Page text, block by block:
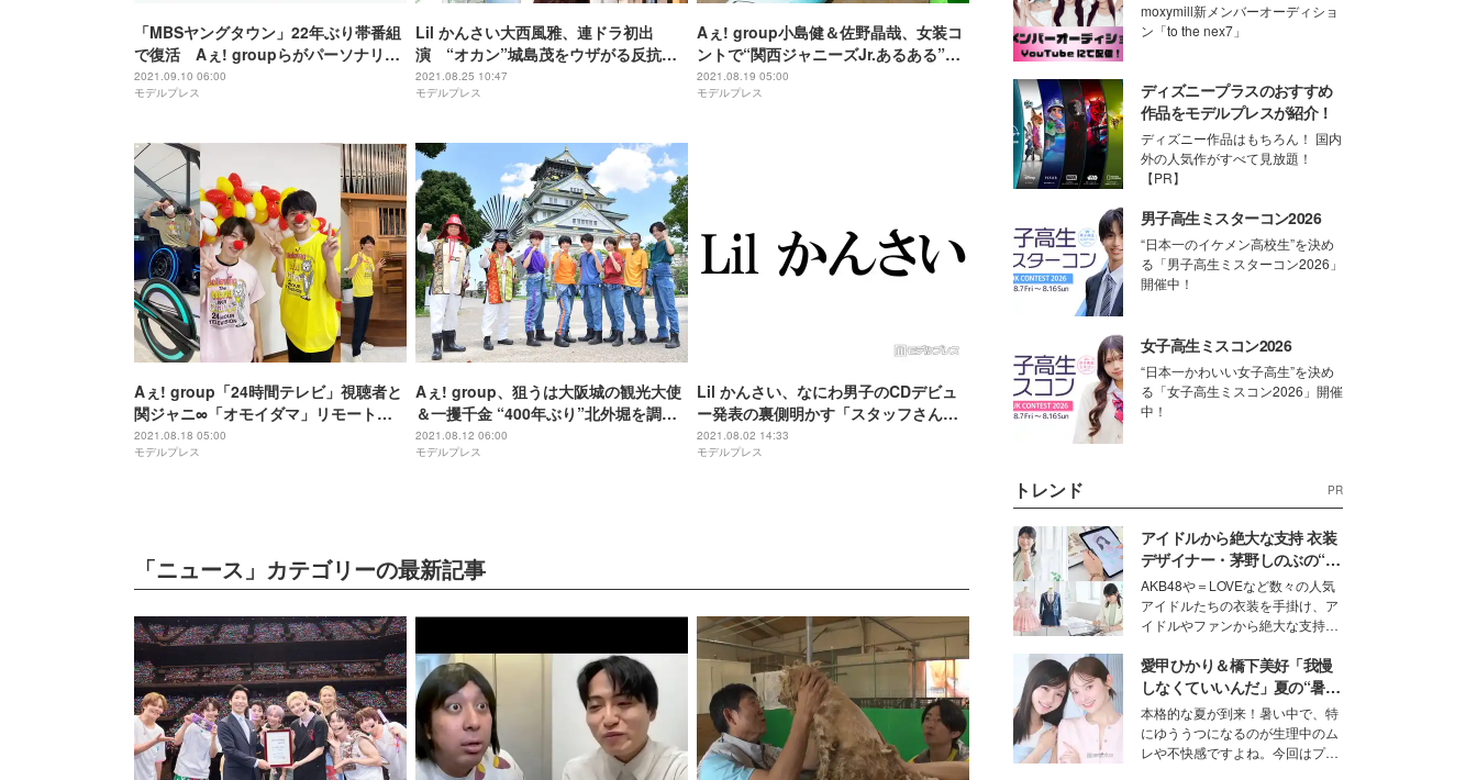
「MBSヤングタウン」22年ぶり帯番組
で復活 Aぇ! groupらがパーソナリテ
ィー担当
2021.09.10 06:00
モデルプレス
Lil かんさい大西風雅、連ドラ初出
演 “オカン”城島茂をウザがる反抗期
息子役＜サムライカアサン＞
2021.08.25 10:47
モデルプレス
Aぇ! group小島健＆佐野晶哉、女装コ
ントで“関西ジャニーズJr.あるある”披
露
2021.08.19 05:00
モデルプレス
Aぇ! group「24時間テレビ」視聴者と
関ジャニ∞「オモイダマ」リモート合
唱 関西ローカル枠テーマ決定
2021.08.18 05:00
モデルプレス
Aぇ! group、狙うは大阪城の観光大使
＆一攫千金 “400年ぶり”北外堀を調査
＜「関西ジャニ博」取材全文＞
2021.08.12 06:00
モデルプレス
Lil かんさい、なにわ男子のCDデビュ
ー発表の裏側明かす「スタッフさんも
慌てだして…」
2021.08.02 14:33
モデルプレス
「ニュース」カテゴリーの最新記事
moxymill新メンバーオーディショ
ン「to the nex7」
ディズニープラスのおすすめ
作品をモデルプレスが紹介！
ディズニー作品はもちろん！ 国内
外の人気作がすべて見放題！
【PR】
男子高生ミスターコン2026
“日本一のイケメン高校生”を決め
る「男子高生ミスターコン2026」
開催中！
女子高生ミスコン2026
“日本一かわいい女子高生”を決め
る「女子高生ミスコン2026」開催
中！
トレンド PR
アイドルから絶大な支持 衣装
デザイナー・茅野しのぶの“可
愛い”を作る美学＜「シチズン
クロスシー」インタビュー＞
AKB48や＝LOVEなど数々の人気
アイドルたちの衣装を手掛け、ア
イドルやファンから絶大な支持を
取締役兼クリエイティブディレク
ター・茅野しのぶ。一人ひとりの
個性に寄り添い、魅力を引き出す
衣装作りは、多くの女性たちに勇
気と自信を与え続けている。
愛甲ひかり＆橋下美好「我慢
しなくていいんだ」夏の“暑さ
対策”の新しい選択肢とは？
本格的な夏が到来！暑い中で、特
にゆううつになるのが生理中のム
レや不快感ですよね。今回はプラ